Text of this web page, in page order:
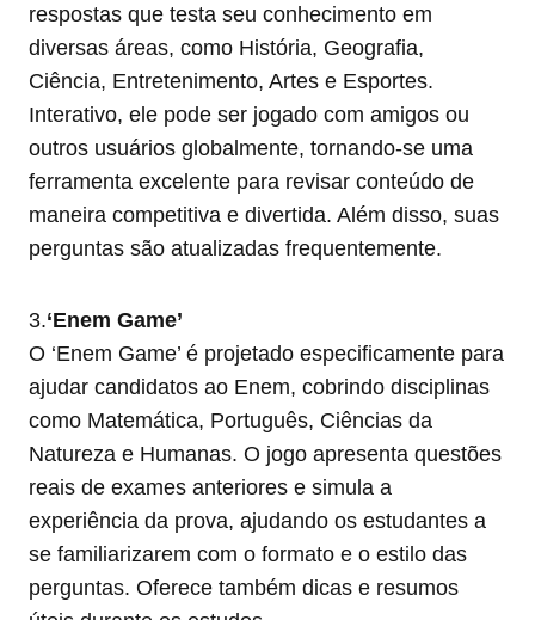
respostas que testa seu conhecimento em
diversas áreas, como História, Geografia,
Ciência, Entretenimento, Artes e Esportes.
Interativo, ele pode ser jogado com amigos ou
outros usuários globalmente, tornando-se uma
ferramenta excelente para revisar conteúdo de
maneira competitiva e divertida. Além disso, suas
perguntas são atualizadas frequentemente.
3.‘Enem Game’
O ‘Enem Game’ é projetado especificamente para
ajudar candidatos ao Enem, cobrindo disciplinas
como Matemática, Português, Ciências da
Natureza e Humanas. O jogo apresenta questões
reais de exames anteriores e simula a
experiência da prova, ajudando os estudantes a
se familiarizarem com o formato e o estilo das
perguntas. Oferece também dicas e resumos